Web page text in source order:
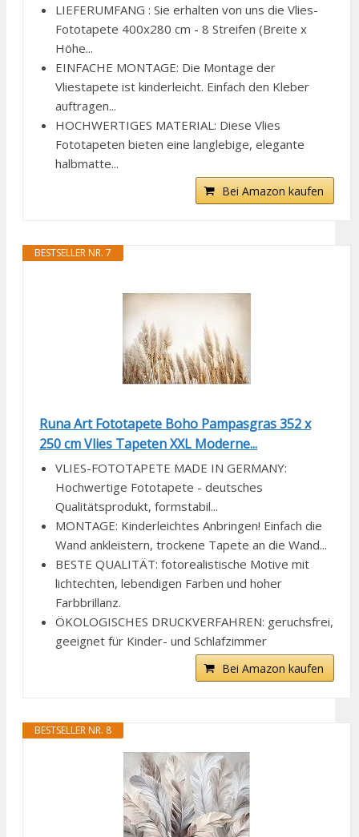
LIEFERUMFANG : Sie erhalten von uns die Vlies-
Fototapete 400x280 cm - 8 Streifen (Breite x
Höhe...
EINFACHE MONTAGE: Die Montage der
Vliestapete ist kinderleicht. Einfach den Kleber
auftragen...
HOCHWERTIGES MATERIAL: Diese Vlies
Fototapeten bieten eine langlebige, elegante
halbmatte...
Bei Amazon kaufen
BESTSELLER NR. 7
Runa Art Fototapete Boho Pampasgras 352 x
250 cm Vlies Tapeten XXL Moderne...
VLIES-FOTOTAPETE MADE IN GERMANY:
Hochwertige Fototapete - deutsches
Qualitätsprodukt, formstabil...
MONTAGE: Kinderleichtes Anbringen! Einfach die
Wand ankleistern, trockene Tapete an die Wand...
BESTE QUALITÄT: fotorealistische Motive mit
lichtechten, lebendigen Farben und hoher
Farbbrillanz.
ÖKOLOGISCHES DRUCKVERFAHREN: geruchsfrei,
geeignet für Kinder- und Schlafzimmer
Bei Amazon kaufen
BESTSELLER NR. 8